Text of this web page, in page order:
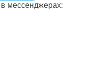
мессенджерах: